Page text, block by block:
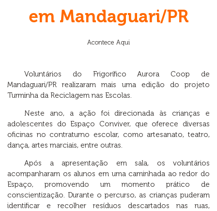
em Mandaguari/PR
Acontece Aqui
Voluntários do Frigorífico Aurora Coop de
Mandaguari/PR realizaram mais uma edição do projeto
Turminha da Reciclagem nas Escolas.
Neste ano, a ação foi direcionada às crianças e
adolescentes do Espaço Conviver, que oferece diversas
oficinas no contraturno escolar, como artesanato, teatro,
dança, artes marciais, entre outras.
Após a apresentação em sala, os voluntários
acompanharam os alunos em uma caminhada ao redor do
Espaço, promovendo um momento prático de
conscientização. Durante o percurso, as crianças puderam
identificar e recolher resíduos descartados nas ruas,